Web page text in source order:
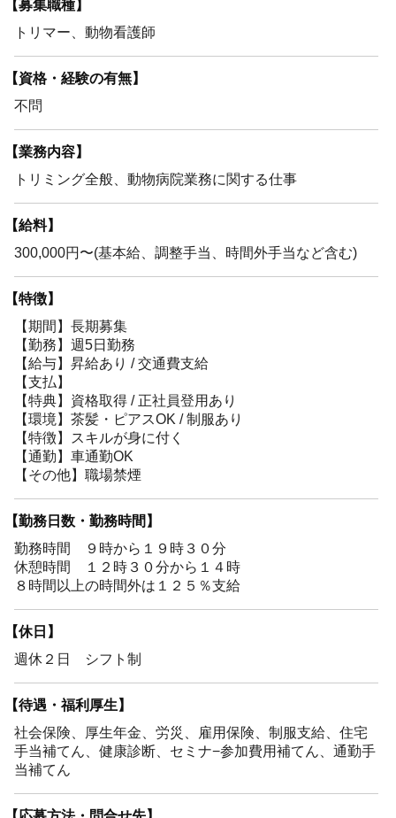
【募集職種】
トリマー、動物看護師
【資格・経験の有無】
不問
【業務内容】
トリミング全般、動物病院業務に関する仕事
【給料】
300,000円〜(基本給、調整手当、時間外手当など含む)
【特徴】
【期間】長期募集
【勤務】週5日勤務
【給与】昇給あり / 交通費支給
【支払】
【特典】資格取得 / 正社員登用あり
【環境】茶髪・ピアスOK / 制服あり
【特徴】スキルが身に付く
【通勤】車通勤OK
【その他】職場禁煙
【勤務日数・勤務時間】
勤務時間 ９時から１９時３０分
休憩時間 １２時３０分から１４時
８時間以上の時間外は１２５％支給
【休日】
週休２日 シフト制
【待遇・福利厚生】
社会保険、厚生年金、労災、雇用保険、制服支給、住宅
手当補てん、健康診断、セミナ−参加費用補てん、通勤手
当補てん